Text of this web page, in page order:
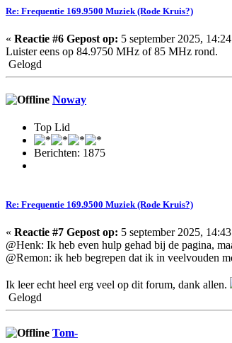
Re: Frequentie 169.9500 Muziek (Rode Kruis?)
« Reactie #6 Gepost op: 5 september 2025,
Luister eens op 84.9750 MHz of 85 MHz rond.
Gelogd
Noway
Top Lid
Berichten: 1875
Re: Frequentie 169.9500 Muziek (Rode Kruis?)
« Reactie #7 Gepost op: 5 september 2025,
@Henk: Ik heb even hulp gehad bij de pagina,
@Remon: ik heb begrepen dat ik in veelvouden
Ik leer echt heel erg veel op dit forum, dank allen.
Gelogd
Tom-